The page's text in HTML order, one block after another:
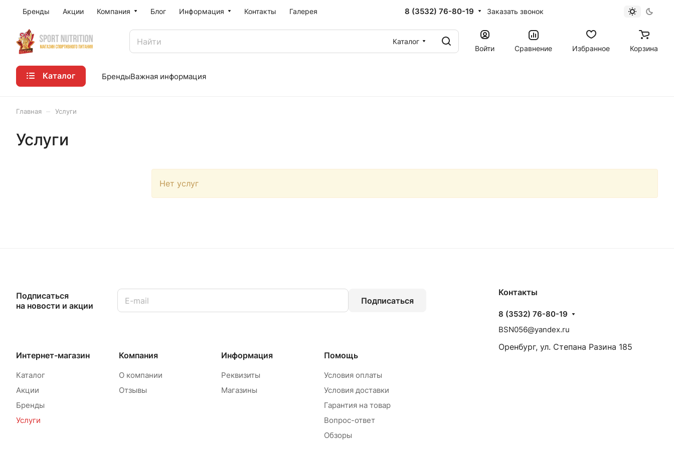
Бренды Акции Компания Блог Информация Контакты Галерея 8 (3532) 76-80-19 Заказать звонок
Каталог
Войти
Сравнение Избранное Корзина
Каталог БрендыВажная информация
Главная Услуги
Услуги
Нет услуг
Подписаться
на новости и акции
Подписаться
Интернет-магазин
Каталог
Акции
Бренды
Услуги
Компания
О компании
Отзывы
Информация
Реквизиты
Магазины
Помощь
Условия оплаты
Условия доставки
Гарантия на товар
Вопрос-ответ
Обзоры
Контакты
8 (3532) 76-80-19
BSN056@yandex.ru
Оренбург, ул. Степана Разина 185